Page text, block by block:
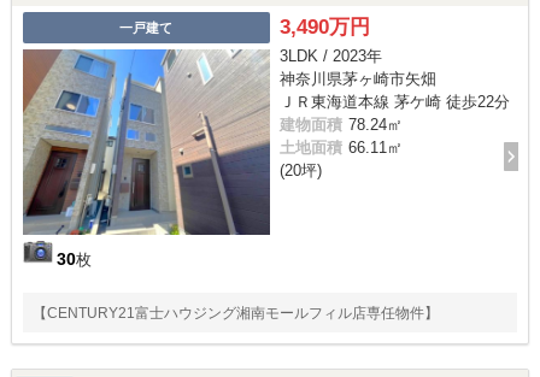
一戸建て
30枚
3,490万円
3LDK / 2023年
神奈川県茅ヶ崎市矢畑
ＪＲ東海道本線 茅ケ崎 徒歩22分
建物面積 78.24㎡
土地面積 66.11㎡
(20坪)
【CENTURY21富士ハウジング湘南モールフィル店専任物件】